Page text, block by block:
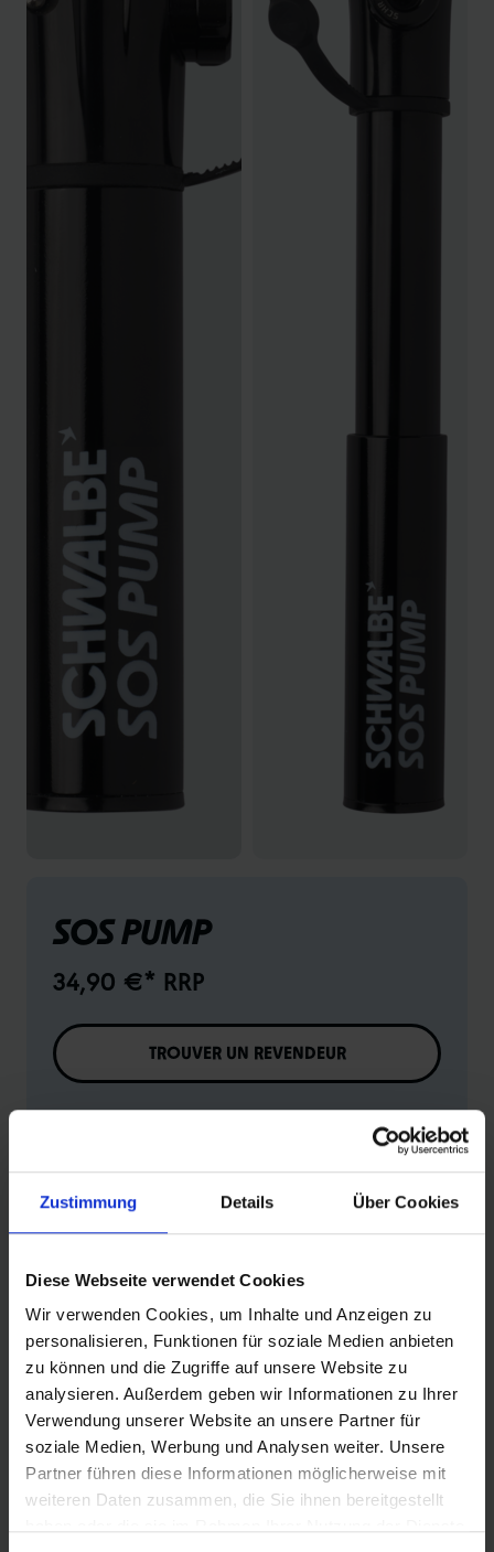
Zustimmung Details Über Cookies
Diese Webseite verwendet Cookies
Wir verwenden Cookies, um Inhalte und Anzeigen zu
personalisieren, Funktionen für soziale Medien anbieten
zu können und die Zugriffe auf unsere Website zu
analysieren. Außerdem geben wir Informationen zu Ihrer
Verwendung unserer Website an unsere Partner für
soziale Medien, Werbung und Analysen weiter. Unsere
Partner führen diese Informationen möglicherweise mit
weiteren Daten zusammen, die Sie ihnen bereitgestellt
SOS PUMP
34,90 €* RRP
TROUVER UN REVENDEUR
En savoir plus sur les détails techniques
INFORMATIONS SUR LES PRODUITS
DÉTAILS / CARACTÉRISTIQUES DU PRODUIT